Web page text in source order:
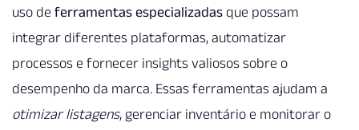
uso de ferramentas especializadas que possam
integrar diferentes plataformas, automatizar
processos e fornecer insights valiosos sobre o
desempenho da marca. Essas ferramentas ajudam a
otimizar listagens, gerenciar inventário e monitorar o